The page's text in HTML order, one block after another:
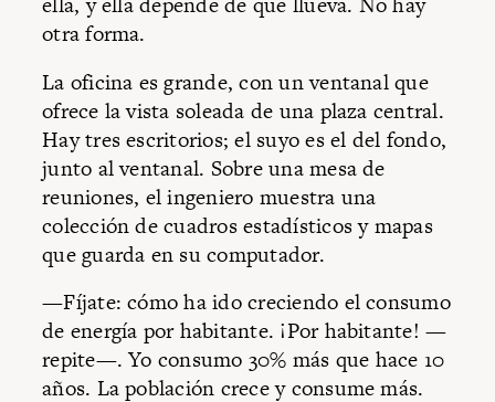
otra forma.
La oficina es grande, con un ventanal que
ofrece la vista soleada de una plaza central.
Hay tres escritorios; el suyo es el del fondo,
junto al ventanal. Sobre una mesa de
reuniones, el ingeniero muestra una
colección de cuadros estadísticos y mapas
que guarda en su computador.
—Fíjate: cómo ha ido creciendo el consumo
de energía por habitante. ¡Por habitante! —
repite—. Yo consumo 30% más que hace 10
años. La población crece y consume más.